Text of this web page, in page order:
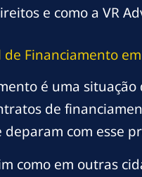
e como a VR
Financiamento em
é uma
de
com esse
como em outras